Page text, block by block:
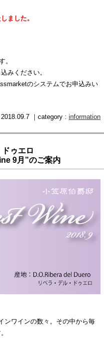
ました。
。
みください。
のシステムでお申込みい
｜category : information
ゥエロ
9月”のご案内
ンワインの数々。その中から毎